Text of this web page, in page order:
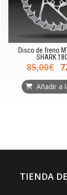
Disco de freno
SHARK
85,00€
Añadir a
TIENDA